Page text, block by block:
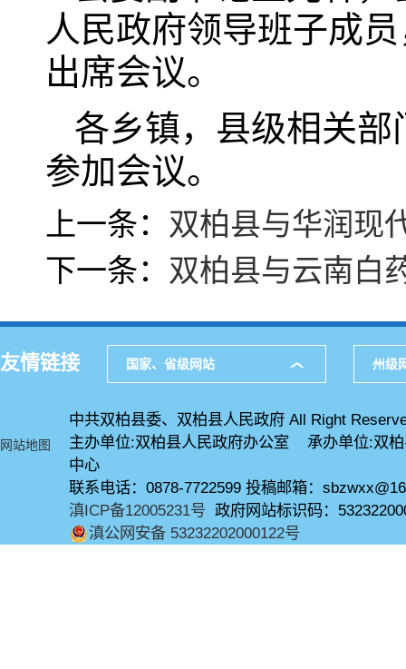
人民政府领导班子成
出席会议。
各乡镇，县级相关部
参加会议。
上一条： 双柏县与华润现
下一条： 双柏县与云南白
友情链接 国家、省级网站 州级
网站地图
中共双柏县委、双柏县人民政府 All Right
主办单位:双柏县人民政府办公室 承办单位:双
中心
联系电话：0878-7722599 投稿邮箱：
滇ICP备12005231号 政府网站标识码：
滇公网安备 53232202000122号